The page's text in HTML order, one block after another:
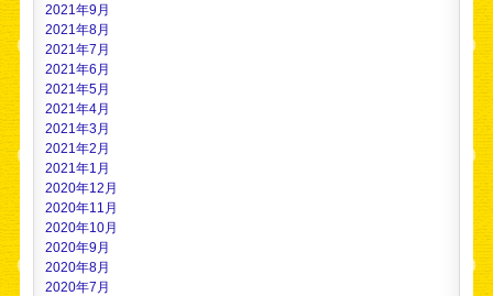
2021年9月
2021年8月
2021年7月
2021年6月
2021年5月
2021年4月
2021年3月
2021年2月
2021年1月
2020年12月
2020年11月
2020年10月
2020年9月
2020年8月
2020年7月